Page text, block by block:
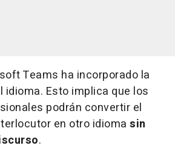
Teams ha incorporado la
idioma. Esto implica que los
podrán convertir el
en otro idioma sin
.